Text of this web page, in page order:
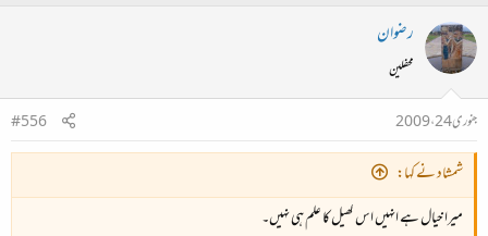
رضوان
محفلین
جنوری 24، 2009
#556
شمشاد نے کہا:
میرا خیال ہے انہیں اس کھیل کا علم ہی نہیں۔